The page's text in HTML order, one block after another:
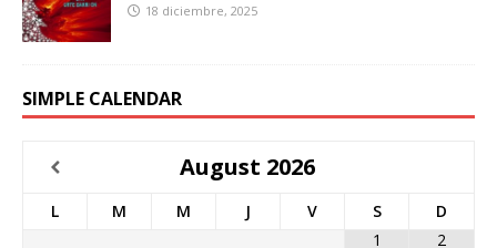
18 diciembre, 2025
SIMPLE CALENDAR
August 2026
L M M J V S
D
1
2